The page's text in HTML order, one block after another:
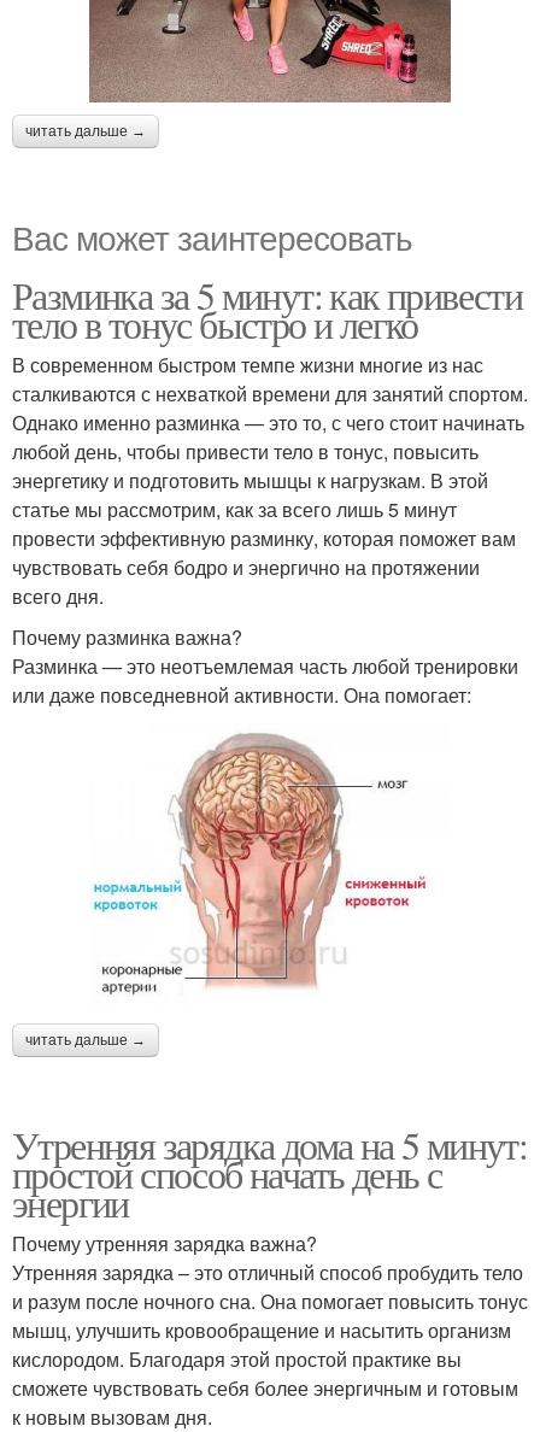
читать дальше →
Вас может заинтересовать
Разминка за 5 минут: как привести
тело в тонус быстро и легко
В современном быстром темпе жизни многие из нас
сталкиваются с нехваткой времени для занятий спортом.
Однако именно разминка — это то, с чего стоит начинать
любой день, чтобы привести тело в тонус, повысить
энергетику и подготовить мышцы к нагрузкам. В этой
статье мы рассмотрим, как за всего лишь 5 минут
провести эффективную разминку, которая поможет вам
чувствовать себя бодро и энергично на протяжении
всего дня.
Почему разминка важна?
Разминка — это неотъемлемая часть любой тренировки
или даже повседневной активности. Она помогает:
читать дальше →
Утренняя зарядка дома на 5 минут:
простой способ начать день с
энергии
Почему утренняя зарядка важна?
Утренняя зарядка – это отличный способ пробудить тело
и разум после ночного сна. Она помогает повысить тонус
мышц, улучшить кровообращение и насытить организм
кислородом. Благодаря этой простой практике вы
сможете чувствовать себя более энергичным и готовым
к новым вызовам дня.